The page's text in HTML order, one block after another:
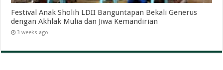
Festival Anak Sholih LDII Banguntapan Bekali Generus
dengan Akhlak Mulia dan Jiwa Kemandirian
3 weeks ago